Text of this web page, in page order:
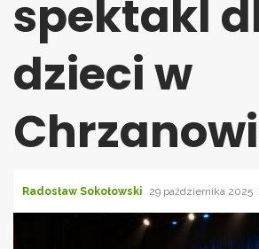
spektakl
dzieci w
Radosław Sokołowski 29 października 2025